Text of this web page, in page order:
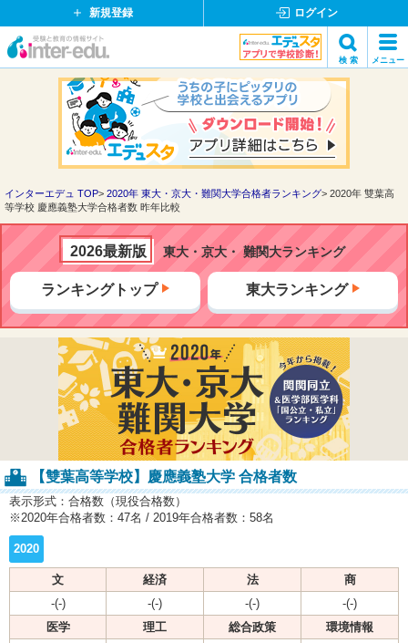
新規登録 ログイン
イ
ド
ッ
ト
検 索 メニュー
検索
インターエデュ TOP 2020年 東大・京大・難関大学合格者ランキング
2020年 雙葉高
等学校 慶應義塾大学合格者数 昨年比較
2026最新版 東大・京大・ 難関大ランキング
ランキングトップ 東大ランキング
【雙葉高等学校】慶應義塾大学 合格者数
表示形式：合格数（現役合格数）
※2020年合格者数：47名 / 2019年合格者数：58名
2020
文 経済 法
商
-(-)
-(-) -(-)
-(-)
医学
理工 総合政策
環境情報